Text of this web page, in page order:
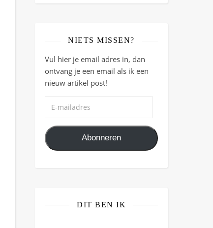
NIETS MISSEN?
Vul hier je email adres in, dan
ontvang je een email als ik een
nieuw artikel post!
Abonneren
DIT BEN IK